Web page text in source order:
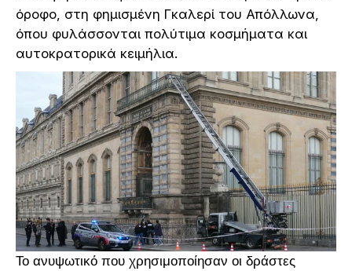
όροφο, στη φημισμένη Γκαλερί του Απόλλωνα,
όπου φυλάσσονται πολύτιμα κοσμήματα και
αυτοκρατορικά κειμήλια.
Το ανυψωτικό που χρησιμοποίησαν οι δράστες